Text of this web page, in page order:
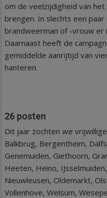
om de veelzijdigheid van
brengen. In slechts een
brandweerman of -vrouw er
Daarnaast heeft de
gemiddelde aanrijtijd van
hanteren.
26 posten
Dit jaar zochten we
Balkbrug, Bergentheim,
Genemuiden, Giethoorn,
Heeten, Heino,
Nieuwleusen, Oldemarkt,
Vollenhove, Welsum,